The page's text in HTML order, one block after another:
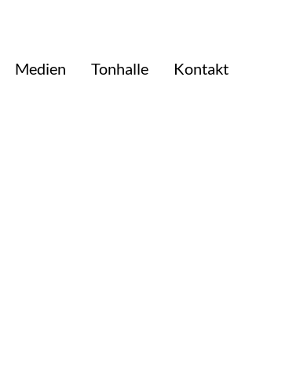
Medien Tonhalle
Kontakt